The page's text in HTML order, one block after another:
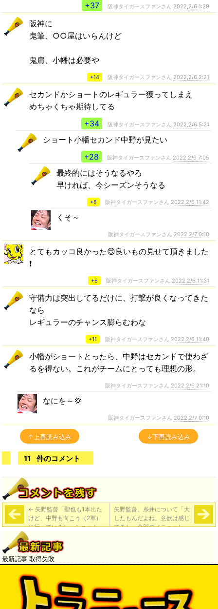
+37
阪神タイガースファンさん 2022,2/6 1:29
阪神に
鬼筆、○○屋はいらんけど
鬼肩、小幡は必要や
+14 阪神タイガースファンさん 2022,2/6 2:21
セカンドかショートのレギュラー獲ってしまえ
めちゃくちゃ期待してる
+34
阪神タイガースファンさん 2022,2/6 5:21
ショート小幡セカンド中野が見たい
+28
阪神タイガースファンさん 2022,2/6 7:05
最終的にはそうなるやろ
早ければ、今シーズンそうなる
+8 阪神タイガースファンさん 2022,2/6 11:42
くそ～
阪神タイガースファンさん 2022,2/7 0:10
とてもカッコ良かった😊良いもの見せて頂きました
❗
+6 阪神タイガースファンさん 2022,2/6 11:31
守備力は突出してるだけに、打撃が良くなってきた
なら
レギュラーのチャンス膨らむわな
+11 阪神タイガースファンさん 2022,2/6 11:40
小幡がショートとったら、中野はセカンドで使わざ
るを得ない。これがチームにとっても理想の形。
阪神タイガースファンさん 2022,2/6 21:10
なにを～💢
阪神タイガースファンさん 2022,2/7 0:10
↑上再読み込み ↓下再読み込み
11 件のコメント
← 矢野監督「聖也も1本出た
けど、中野も向こう（2軍）
に行っているし、ショート、
大いにチャンスがあるんで
ね」
矢野監督、糸井について「大
したもんだよね。意欲は感じ
てるし、全部のメニューしっ
最新記事 取得失敗